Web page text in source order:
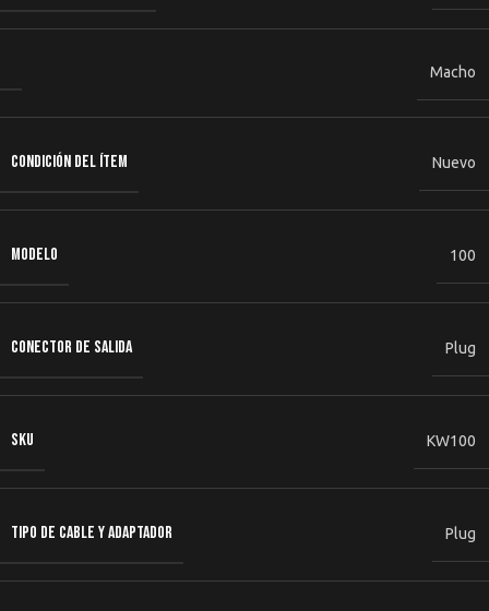
Macho
CONDICIÓN DEL ÍTEM Nuevo
MODELO 100
CONECTOR DE SALIDA Plug
SKU KW100
TIPO DE CABLE Y ADAPTADOR Plug